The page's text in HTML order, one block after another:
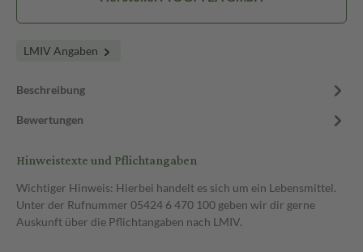
LMIV Angaben
Beschreibung
Bewertungen
Hinweistexte und Pflichtangaben
Wichtiger Hinweis: Hierbei handelt es sich um ein Lebensmittel.
Unter der Rufnummer 05424 6 470 100 geben wir dir gerne
Auskunft über die Pflichtangaben nach LMIV.